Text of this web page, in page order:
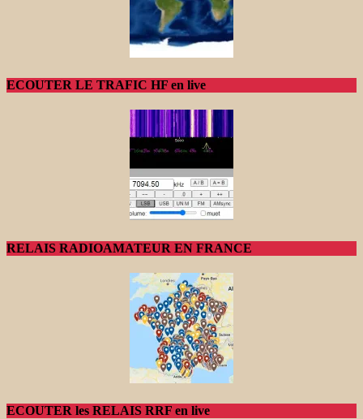
ECOUTER LE TRAFIC HF en live
RELAIS RADIOAMATEUR EN FRANCE
ECOUTER les RELAIS RRF en live